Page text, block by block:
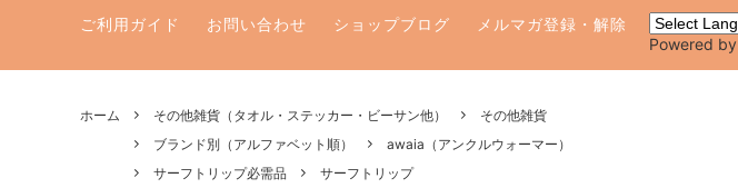
ご利用ガイド お問い合わせ ショップブログ
メルマガ登録・解除
Powered by
ホーム その他雑貨（タオル・ステッカー・ビーサン他）
その他雑貨
ブランド別（アルファベット順）
awaia（アンクルウォーマー）
サーフトリップ必需品
サーフトリップ